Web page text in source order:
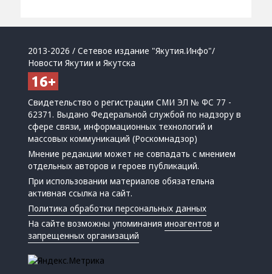
2013-2026 / Сетевое издание "Якутия.Инфо"/
Новости Якутии и Якутска
Свидетельство о регистрации СМИ ЭЛ № ФС 77 -
62371. Выдано Федеральной службой по надзору в
сфере связи, информационных технологий и
массовых коммуникаций (Роскомнадзор)
Мнение редакции может не совпадать с мнением
отдельных авторов и героев публикаций.
При использовании материалов обязательна
активная ссылка на сайт.
Политика обработки персональных данных
На сайте возможны упоминанияиноагентов и
запрещенных организаций